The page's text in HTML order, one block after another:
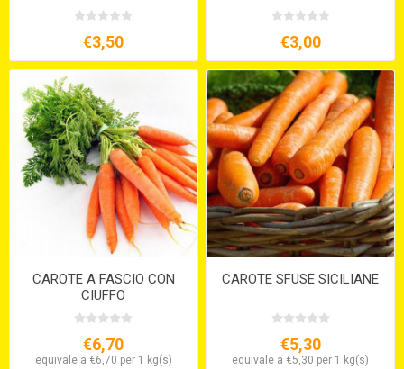
€3,50 €3,00
CAROTE A FASCIO CON
CIUFFO
€6,70
equivale a €6,70 per 1 kg(s)
CAROTE SFUSE SICILIANE
€5,30
equivale a €5,30 per 1 kg(s)